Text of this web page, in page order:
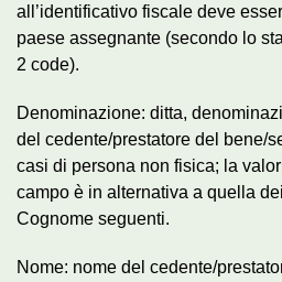
all’identificativo fiscale deve
paese assegnante (secondo lo
2 code).
Denominazione: ditta,
del cedente/prestatore del bene/
casi di persona non fisica; la
campo è in alternativa a quella
Cognome seguenti.
Nome: nome del cedente/